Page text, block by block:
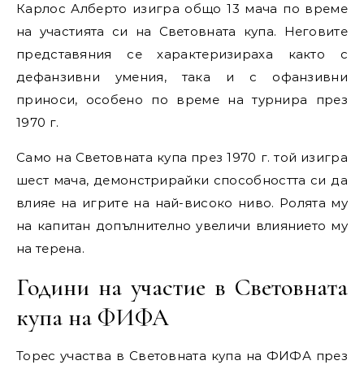
Карлос Алберто изигра общо 13 мача по време
на участията си на Световната купа. Неговите
представяния се характеризираха както с
дефанзивни умения, така и с офанзивни
приноси, особено по време на турнира през
1970 г.
Само на Световната купа през 1970 г. той изигра
шест мача, демонстрирайки способността си да
влияе на игрите на най-високо ниво. Ролята му
на капитан допълнително увеличи влиянието му
на терена.
Години на участие в Световната
купа на ФИФА
Торес участва в Световната купа на ФИФА през